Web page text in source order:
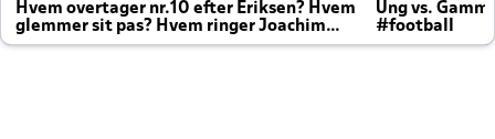
Hvem overtager nr.10 efter Eriksen? Hvem
glemmer sit pas? Hvem ringer Joachim
altid til efter kampe?
Ung vs.
#football